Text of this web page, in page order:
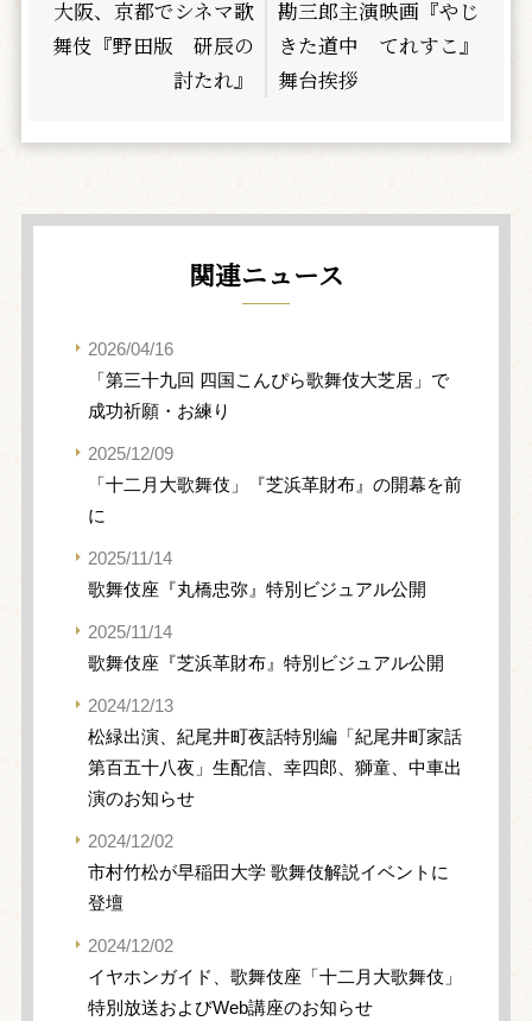
大阪、京都でシネマ歌
舞伎『野田版 研辰の
討たれ』
勘三郎主演映画『やじ
きた道中 てれすこ』
舞台挨拶
関連ニュース
2026/04/16
「第三十九回 四国こんぴら歌舞伎大芝居」で
成功祈願・お練り
2025/12/09
「十二月大歌舞伎」『芝浜革財布』の開幕を前
に
2025/11/14
歌舞伎座『丸橋忠弥』特別ビジュアル公開
2025/11/14
歌舞伎座『芝浜革財布』特別ビジュアル公開
2024/12/13
松緑出演、紀尾井町夜話特別編「紀尾井町家話
第百五十八夜」生配信、幸四郎、獅童、中車出
演のお知らせ
2024/12/02
市村竹松が早稲田大学 歌舞伎解説イベントに
登壇
2024/12/02
イヤホンガイド、歌舞伎座「十二月大歌舞伎」
特別放送およびWeb講座のお知らせ